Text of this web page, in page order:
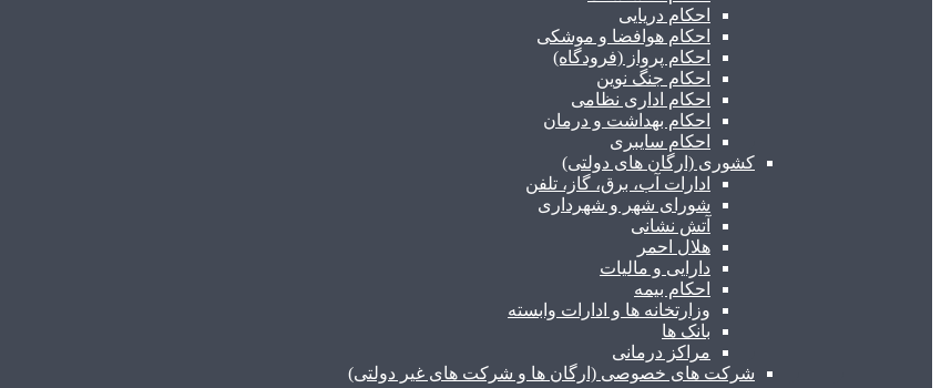
احکام دریایی
احکام هوافضا و موشکی
احکام پرواز (فرودگاه)
احکام جنگ نوین
احکام اداری نظامی
احکام بهداشت و درمان
احکام سایبری
کشوری (ارگان های دولتی)
ادارات آب، برق، گاز، تلفن
شورای شهر و شهرداری
آتش نشانی
هلال احمر
دارایی و مالیات
احکام بیمه
وزارتخانه ها و ادارات وابسته
بانک ها
مراکز درمانی
شرکت های خصوصی (ارگان ها و شرکت های غیر دولتی)